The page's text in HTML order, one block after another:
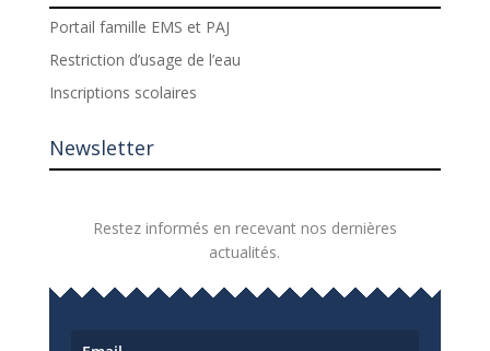
Portail famille EMS et PAJ
Restriction d’usage de l’eau
Inscriptions scolaires
Newsletter
Restez informés en recevant nos dernières
actualités.